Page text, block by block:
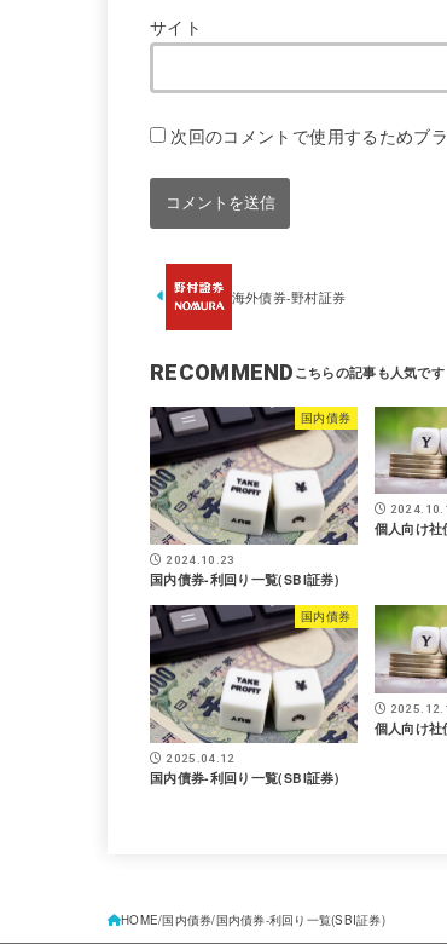
サイト
次回のコメントで使用するためブ
海外債券-野村証券
RECOMMEND
国内債券
2024.10.23
国内債券-利回り一覧(SBI証券)
個人向け社
国内債券
2025.04.12
国内債券-利回り一覧(SBI証券)
個人向け社
HOME 国内債券 国内債券-利回り一覧(SBI証券)